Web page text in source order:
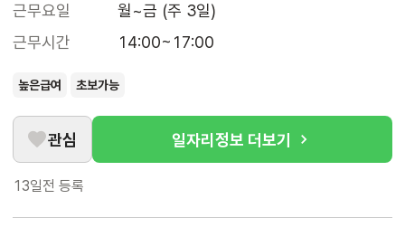
근무요일
월~금 (주 3일)
근무시간
14:00~17:00
높은급여 초보가능
관심 일자리정보 더보기
13일전 등록